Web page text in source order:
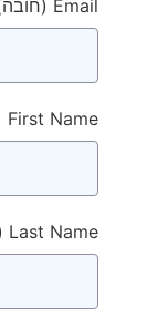
Email
First Name
Last Name